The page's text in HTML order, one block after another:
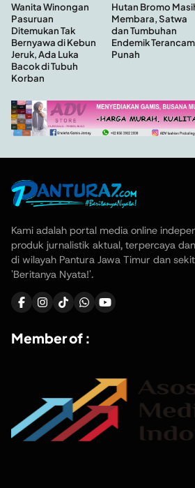
Wanita Winongan
Pasuruan
Ditemukan Tak
Bernyawa di Kebun
Jeruk, Ada Luka
Bacok di Tubuh
Korban
Hutan Bromo
Membara, Satwa
dan Tumbuhan
Endemik Terancam
Punah
Kami adalah portal media online
produk jurnalistik aktual, terpercaya
di wilayah Pantura Jawa Timur dan
'Beritanya Nyata!'.
Member of :